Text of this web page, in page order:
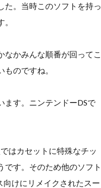
た。当時このソフトを持っ
なかみんな順番が回ってこ
のですね。
ます。ニンテンドーDSで
はカセットに特殊なチッ
す。そのため他のソフト
けにリメイクされたスー